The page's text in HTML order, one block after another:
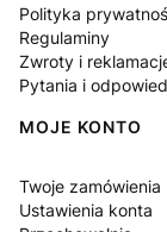
Polityka
Regulaminy
Zwroty i
Pytania i
MOJE KONTO
Twoje zamówienia
Ustawienia konta